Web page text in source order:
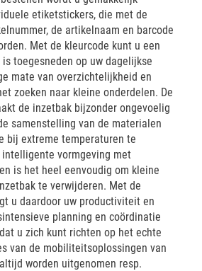
etiketstickers, die met de
de artikelnaam en barcode
Met de kleurcode kunt u een
toegesneden op uw dagelijkse
mate van overzichtelijkheid en
zoeken naar kleine onderdelen. De
de inzetbak bijzonder ongevoelig
samenstelling van de materialen
bij extreme temperaturen te
intelligente vormgeving met
is het heel eenvoudig om kleine
te verwijderen. Met de
u daardoor uw productiviteit en
planning en coördinatie
u zich kunt richten op het echte
van de mobiliteitsoplossingen van
worden uitgenomen resp.